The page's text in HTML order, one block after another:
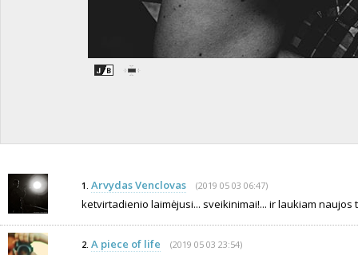
1. Arvydas Venclovas (2019 05 03 06:47)
ketvirtadienio laimėjusi... sveikinimai!... ir laukiam naujos
2. A piece of life (2019 05 03 23:54)